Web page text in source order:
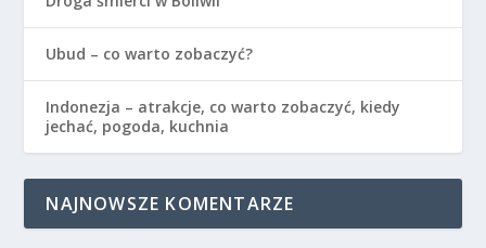
Ubud – co warto zobaczyć?
Indonezja – atrakcje, co warto zobaczyć, kiedy
jechać, pogoda, kuchnia
NAJNOWSZE KOMENTARZE